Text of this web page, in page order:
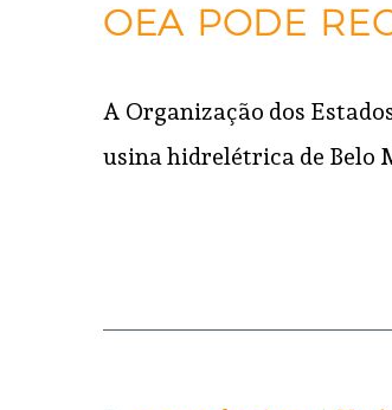
OEA PODE
A Organização dos
usina hidrelétrica de Belo